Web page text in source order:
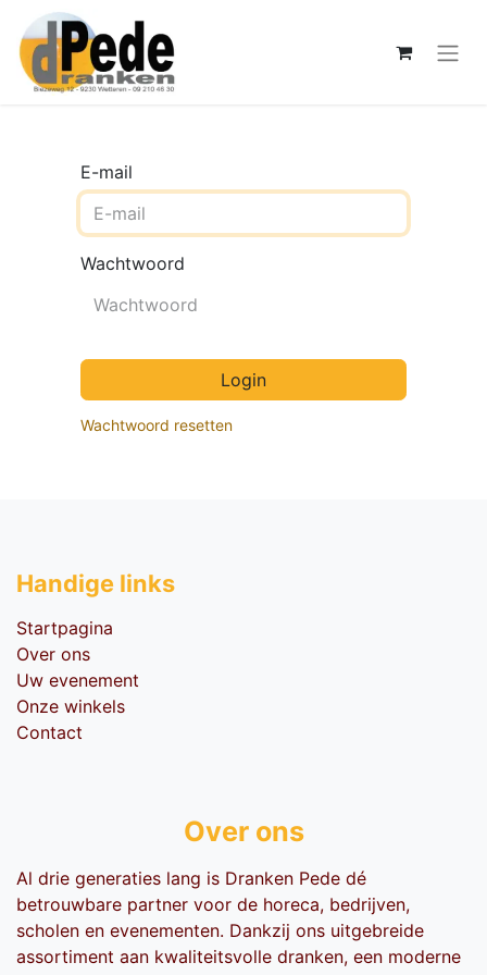
E-mail
Wachtwoord
Login
Wachtwoord resetten
Handige li​nks
Startpagina
Over ons
Uw evenement
Onze winkels
Contact
Over ons
Al drie generaties lang is Dranken Pede dé
betrouwbare partner voor de horeca, bedrijven,
scholen en evenementen. Dankzij ons uitgebreide
assortiment aan kwaliteitsvolle dranken, een moderne